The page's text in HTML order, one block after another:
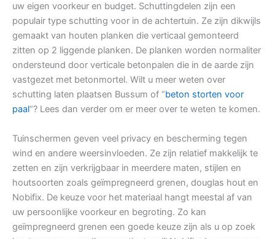
uw eigen voorkeur en budget. Schuttingdelen zijn een
populair type schutting voor in de achtertuin. Ze zijn dikwijls
gemaakt van houten planken die verticaal gemonteerd
zitten op 2 liggende planken. De planken worden normaliter
ondersteund door verticale betonpalen die in de aarde zijn
vastgezet met betonmortel. Wilt u meer weten over
schutting laten plaatsen Bussum of “beton storten voor
paal“? Lees dan verder om er meer over te weten te komen.
Tuinschermen geven veel privacy en bescherming tegen
wind en andere weersinvloeden. Ze zijn relatief makkelijk te
zetten en zijn verkrijgbaar in meerdere maten, stijlen en
houtsoorten zoals geïmpregneerd grenen, douglas hout en
Nobifix. De keuze voor het materiaal hangt meestal af van
uw persoonlijke voorkeur en begroting. Zo kan
geïmpregneerd grenen een goede keuze zijn als u op zoek